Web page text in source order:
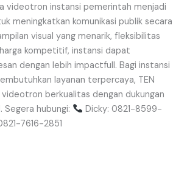
videotron instansi pemerintah menjadi
meningkatkan komunikasi publik secara
visual yang menarik, fleksibilitas
kompetitif, instansi dapat
dengan lebih impactfull. Bagi instansi
layanan terpercaya, TEN
videotron berkualitas dengan dukungan
hubungi:
Dicky: 0821-8599-
7616-2851